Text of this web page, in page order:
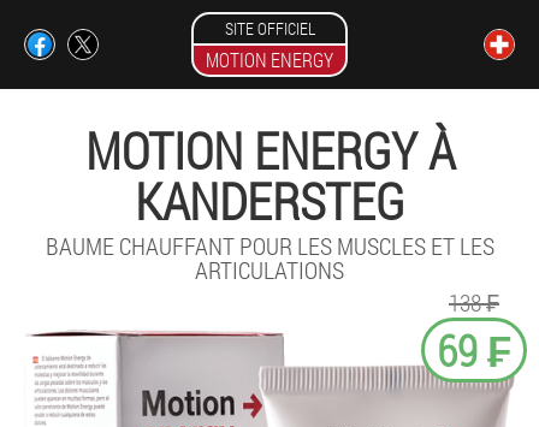
SITE OFFICIEL
MOTION ENERGY
MOTION ENERGY À
KANDERSTEG
BAUME CHAUFFANT POUR LES MUSCLES ET LES
ARTICULATIONS
138 ₣
69 ₣